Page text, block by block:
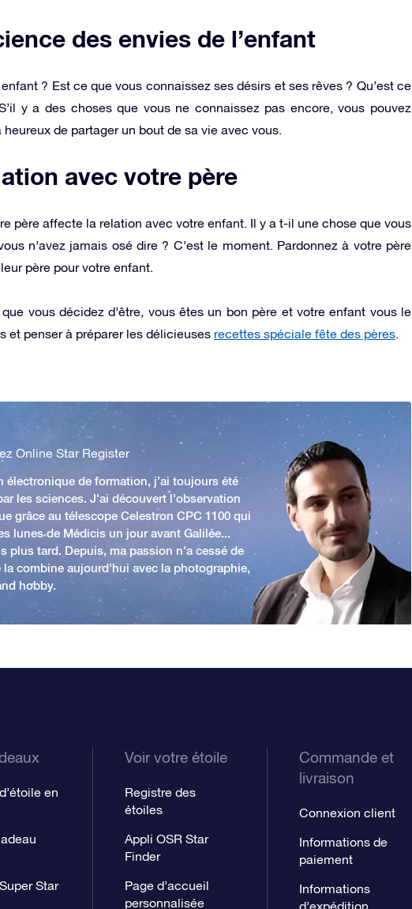
des envies de l’enfant
? Est ce que vous connaissez ses désirs et ses rêves ? Qu’est ce
y a des choses que vous ne connaissez pas encore, vous pouvez
heureux de partager un bout de sa vie avec vous.
avec votre père
père affecte la relation avec votre enfant. Il y a t-il une chose que vous
n’avez jamais osé dire ? C’est le moment. Pardonnez à votre père
père pour votre enfant.
vous décidez d’être, vous êtes un bon père et votre enfant vous le
et penser à préparer les délicieuses recettes spéciale fête des pères.
Online Star Register
électronique de formation, j’ai toujours été
les sciences. J'ai découvert l'observation
grâce au télescope Celestron CPC 1100 qui
lunes de Médicis un jour avant Galilée...
plus tard. Depuis, ma passion n'a cessé de
la combine aujourd'hui avec la photographie,
hobby.
en
Star
Voir votre étoile
Registre des
étoiles
Appli OSR Star
Finder
Page d’accueil
personnalisée
Commande et
livraison
Connexion client
Informations de
paiement
Informations
d’expédition